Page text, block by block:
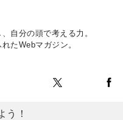
自分の頭で考える力。
たWebマガジン。
う！